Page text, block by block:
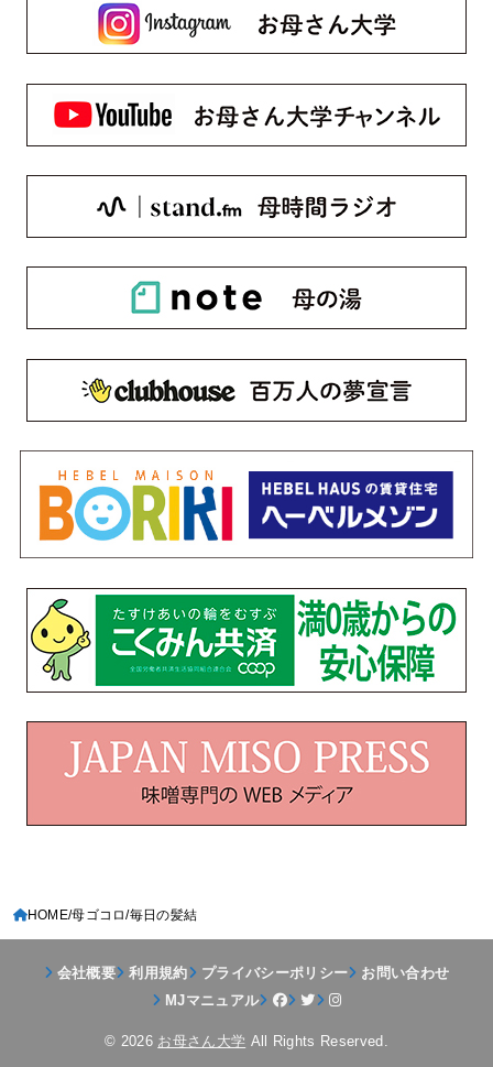
HOME 母ゴコロ 毎日の髪結
会社概要 利用規約 プライバシーポリシー
お問い合わせ
MJマニュアル
© 2026 お母さん大学 All Rights Reserved.